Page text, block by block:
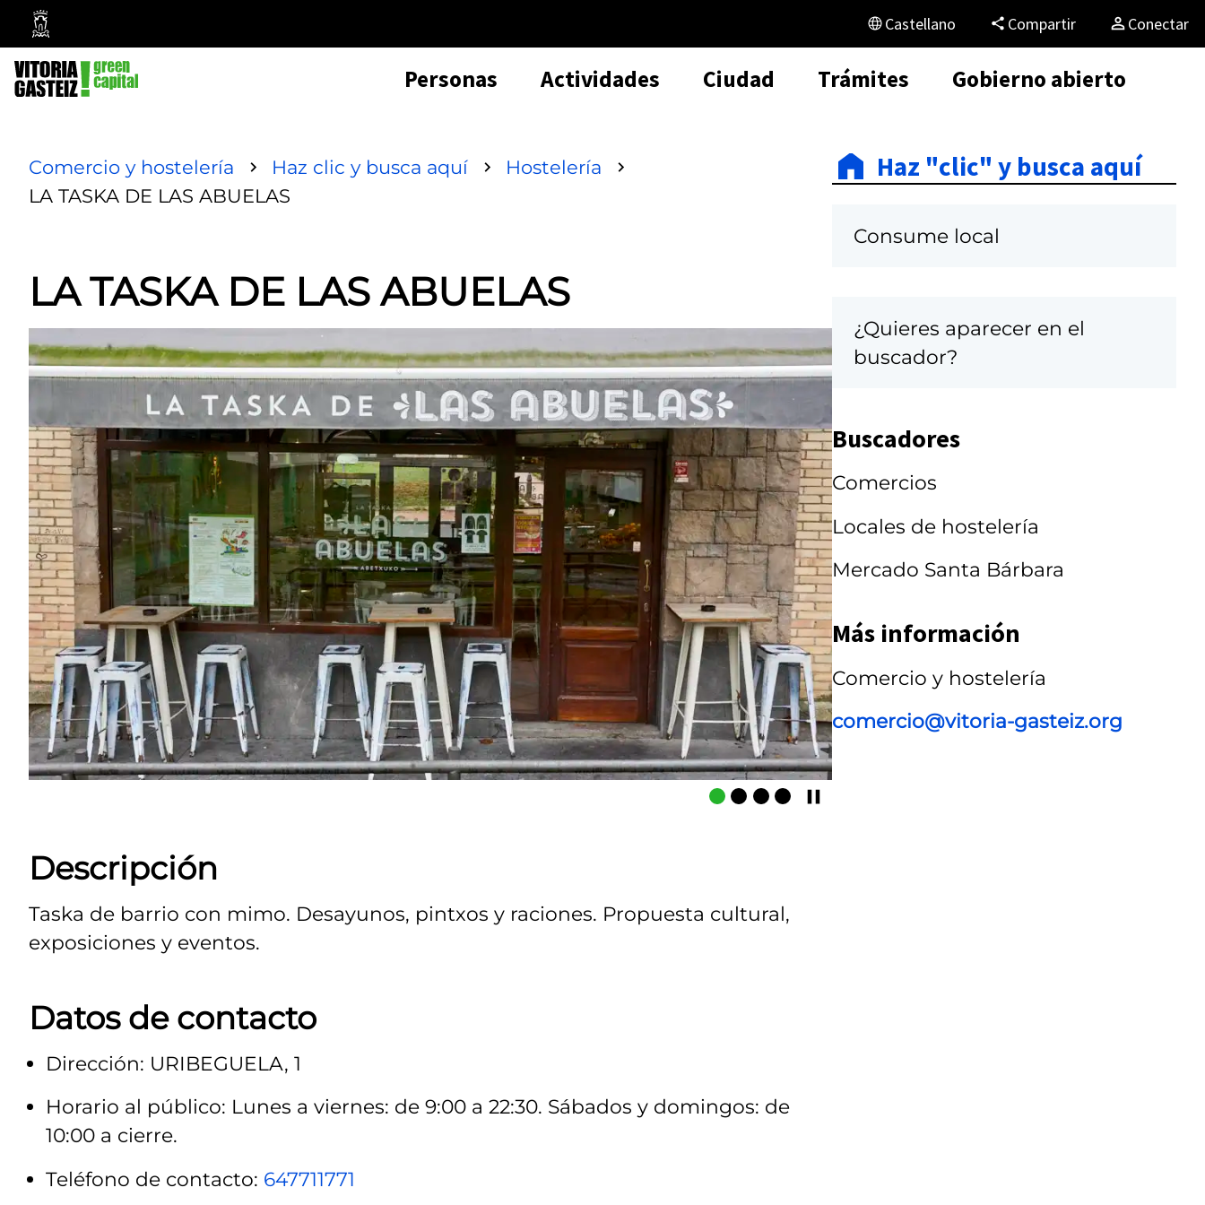
Ayuntamiento
Vitoria-
Gasteiz
Castellano Compartir Conectar
Personas Actividades Ciudad Trámites Gobierno abierto
Comercio y hostelería Haz clic y busca aquí
Hostelería
LA TASKA DE LAS ABUELAS
LA TASKA DE LAS ABUELAS
C
a
r
r
u
s
e
l
Descripción
Taska de barrio con mimo. Desayunos, pintxos y raciones. Propuesta cultural,
exposiciones y eventos.
Datos de contacto
Dirección: URIBEGUELA, 1
Horario al público: Lunes a viernes: de 9:00 a 22:30. Sábados y domingos: de
10:00 a cierre.
Teléfono de contacto: 647711771
Haz "clic" y busca aquí
Consume local
¿Quieres aparecer en el
buscador?
Buscadores
Comercios
Locales de hostelería
Mercado Santa Bárbara
Más información
Comercio y hostelería
comercio@vitoria-gasteiz.org